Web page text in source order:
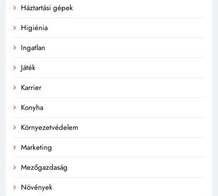
Háztartási gépek
Higiénia
Ingatlan
Játék
Karrier
Konyha
Környezetvédelem
Marketing
Mezőgazdaság
Növények